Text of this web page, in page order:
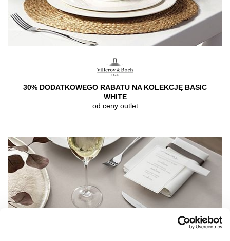
30% DODATKOWEGO RABATU NA KOLEKCJĘ BASIC
WHITE
od ceny outlet